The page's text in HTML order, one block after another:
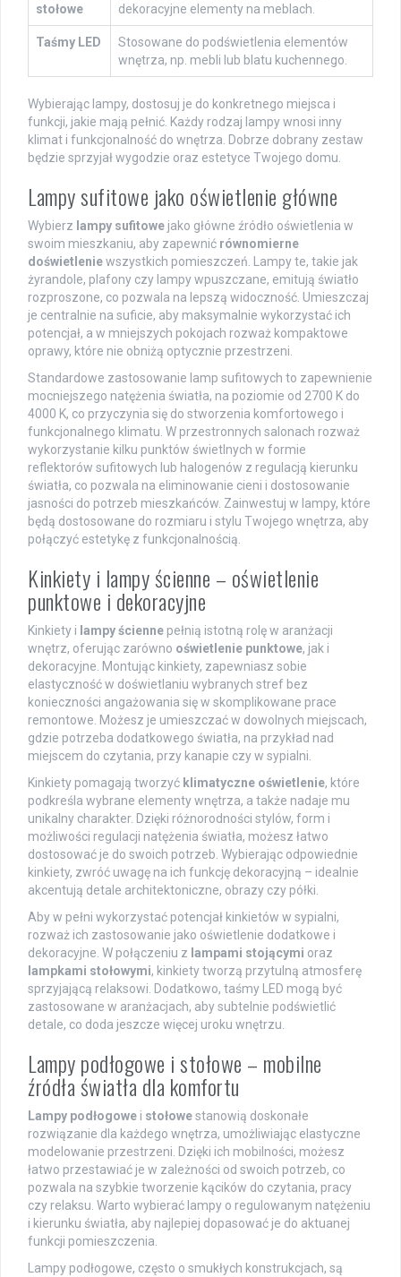
stołowe
dekoracyjne elementy na meblach.
Taśmy LED
Stosowane do podświetlenia elementów
wnętrza, np. mebli lub blatu kuchennego.
Wybierając lampy, dostosuj je do konkretnego miejsca i
funkcji, jakie mają pełnić. Każdy rodzaj lampy wnosi inny
klimat i funkcjonalność do wnętrza. Dobrze dobrany zestaw
będzie sprzyjał wygodzie oraz estetyce Twojego domu.
Lampy sufitowe jako oświetlenie główne
Wybierz lampy sufitowe jako główne źródło oświetlenia w
swoim mieszkaniu, aby zapewnić równomierne
doświetleniewszystkich pomieszczeń. Lampy te, takie jak
żyrandole, plafony czy lampy wpuszczane, emitują światło
rozproszone, co pozwala na lepszą widoczność. Umieszczaj
je centralnie na suficie, aby maksymalnie wykorzystać ich
potencjał, a w mniejszych pokojach rozważ kompaktowe
oprawy, które nie obniżą optycznie przestrzeni.
Standardowe zastosowanie lamp sufitowych to zapewnienie
mocniejszego natężenia światła, na poziomie od 2700 K do
4000 K, co przyczynia się do stworzenia komfortowego i
funkcjonalnego klimatu. W przestronnych salonach rozważ
wykorzystanie kilku punktów świetlnych w formie
reflektorów sufitowych lub halogenów z regulacją kierunku
światła, co pozwala na eliminowanie cieni i dostosowanie
jasności do potrzeb mieszkańców. Zainwestuj w lampy, które
będą dostosowane do rozmiaru i stylu Twojego wnętrza, aby
połączyć estetykę z funkcjonalnością.
Kinkiety i lampy ścienne – oświetlenie
punktowe i dekoracyjne
Kinkiety i lampy ścienne pełnią istotną rolę w aranżacji
wnętrz, oferując zarówno oświetlenie punktowe, jak i
dekoracyjne. Montując kinkiety, zapewniasz sobie
elastyczność w doświetlaniu wybranych stref bez
konieczności angażowania się w skomplikowane prace
remontowe. Możesz je umieszczać w dowolnych miejscach,
gdzie potrzeba dodatkowego światła, na przykład nad
miejscem do czytania, przy kanapie czy w sypialni.
Kinkiety pomagają tworzyć klimatyczne oświetlenie, które
podkreśla wybrane elementy wnętrza, a także nadaje mu
unikalny charakter. Dzięki różnorodności stylów, form i
możliwości regulacji natężenia światła, możesz łatwo
dostosować je do swoich potrzeb. Wybierając odpowiednie
kinkiety, zwróć uwagę na ich funkcję dekoracyjną – idealnie
akcentują detale architektoniczne, obrazy czy półki.
Aby w pełni wykorzystać potencjał kinkietów w sypialni,
rozważ ich zastosowanie jako oświetlenie dodatkowe i
dekoracyjne. W połączeniu z lampami stojącymi oraz
lampkami stołowymi, kinkiety tworzą przytulną atmosferę
sprzyjającą relaksowi. Dodatkowo, taśmy LED mogą być
zastosowane w aranżacjach, aby subtelnie podświetlić
detale, co doda jeszcze więcej uroku wnętrzu.
Lampy podłogowe i stołowe – mobilne
źródła światła dla komfortu
Lampy podłogowe i stołowestanowią doskonałe
rozwiązanie dla każdego wnętrza, umożliwiając elastyczne
modelowanie przestrzeni. Dzięki ich mobilności, możesz
łatwo przestawiać je w zależności od swoich potrzeb, co
pozwala na szybkie tworzenie kącików do czytania, pracy
czy relaksu. Warto wybierać lampy o regulowanym natężeniu
i kierunku światła, aby najlepiej dopasować je do aktuanej
funkcji pomieszczenia.
Lampy podłogowe, często o smukłych konstrukcjach, są